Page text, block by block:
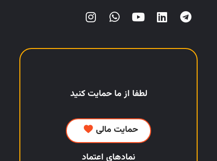
لطفا از ما حمایت کنید
حمایت مالی
نمادهای اعتماد